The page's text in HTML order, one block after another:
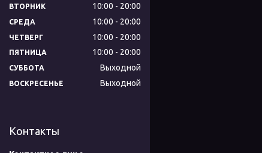
ВТОРНИК 10:00 20:00
СРЕДА 10:00 20:00
ЧЕТВЕРГ 10:00 20:00
ПЯТНИЦА 10:00 20:00
СУББОТА Выходной
ВОСКРЕСЕНЬЕ Выходной
Контакты